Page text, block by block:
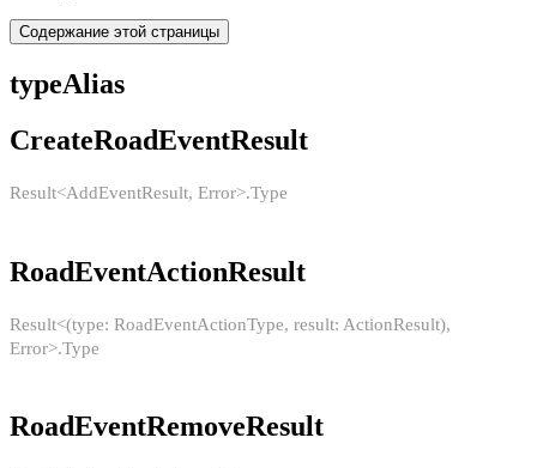
Содержание этой страницы
typeAlias
CreateRoadEventResult
Result<AddEventResult, Error>.Type
RoadEventActionResult
Result<(type: RoadEventActionType, result: ActionResult),
Error>.Type
RoadEventRemoveResult